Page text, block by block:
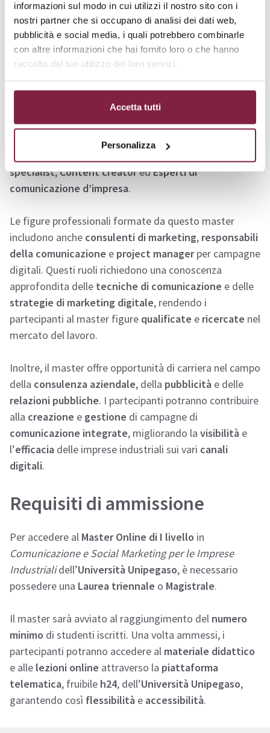
informazioni sul modo in cui utilizzi il nostro sito con i
nostri partner che si occupano di analisi dei dati web,
pubblicità e social media, i quali potrebbero combinarle
con altre informazioni che hai fornito loro o che hanno
raccolto dal tuo utilizzo dei loro servizi.
Accetta tutti
Personalizza
Sbocchi lavorativi
I partecipanti al Master Online di I livello
Industrialidell’Università Unipegasoavranno accesso
a numerose opportunità professionali nel settore della
comunicazionee delmarketing digitale. Le
competenze acquisite permetteranno loro di lavorare
specialist,Content creatoredEsperti di
comunicazione d’impresa.
Le figure professionali formate da questo master
includono anche consulenti di marketing, responsabili
della comunicazione e project managerper campagne
digitali. Questi ruoli richiedono una conoscenza
approfondita delle tecniche di comunicazione e delle
strategie di marketing digitale, rendendo i
partecipanti al master figure qualificate e ricercate nel
mercato del lavoro.
Inoltre, il master offre opportunità di carriera nel campo
della consulenza aziendale, della pubblicità e delle
relazioni pubbliche. I partecipanti potranno contribuire
alla creazione e gestione di campagne di
comunicazione integrate, migliorando la visibilità e
l’efficacia delle imprese industriali sui vari canali
digitali.
Requisiti di ammissione
Per accedere al Master Online di I livello in
Comunicazione e Social Marketing per le Imprese
Industrialidell’Università Unipegaso, è necessario
possedere una Laurea triennale o Magistrale.
Il master sarà avviato al raggiungimento del numero
minimo di studenti iscritti. Una volta ammessi, i
partecipanti potranno accedere al materiale didattico
e alle lezioni online attraverso la piattaforma
telematica, fruibile h24, dell’Università Unipegaso,
garantendo così flessibilità e accessibilità.